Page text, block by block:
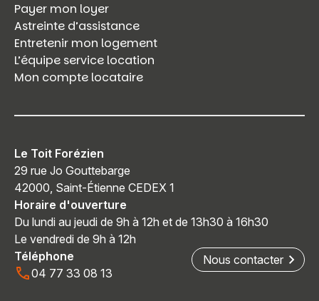
Payer mon loyer
Astreinte d’assistance
Entretenir mon logement
L’équipe service location
Mon compte locataire
Le Toit Forézien
29 rue Jo Gouttebarge
42000, Saint-Étienne CEDEX 1
Horaire d'ouverture
Du lundi au jeudi de 9h à 12h et de 13h30 à 16h30
Le vendredi de 9h à 12h
Téléphone
04 77 33 08 13
Nous contacter